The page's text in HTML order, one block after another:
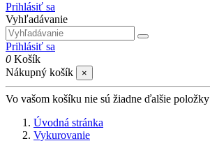
Prihlásiť sa
Vyhľadávanie
Prihlásiť sa
0 Košík
Nákupný košík
×
Vo vašom košíku nie sú žiadne ďalšie položky
Úvodná stránka
Vykurovanie